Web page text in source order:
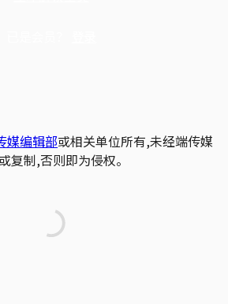
媒编辑部或相关单位所有,未经端传媒
复制,否则即为侵权。